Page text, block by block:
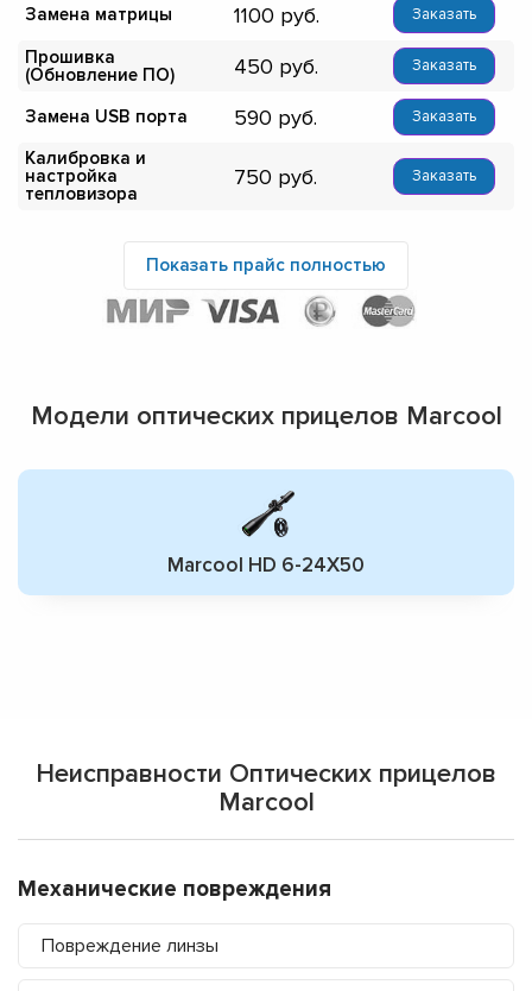
Замена матрицы 1100 Заказать
Прошивка
(Обновление ПО)
450 Заказать
Замена USB порта 590 Заказать
Калибровка и
настройка
тепловизора
750 Заказать
Показать прайс полностью
Модели оптических прицелов Marcool
Marcool HD 6-24X50
Неисправности Оптических прицелов
Marcool
Механические повреждения
Повреждение линзы